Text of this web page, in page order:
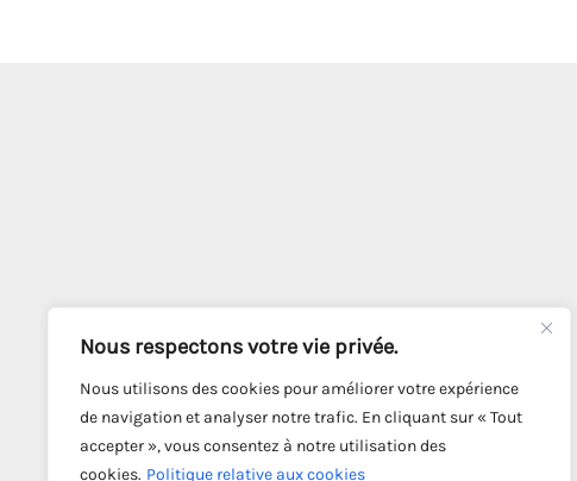
Nous respectons votre vie privée.
Nous utilisons des cookies pour améliorer votre expérience
de navigation et analyser notre trafic. En cliquant sur « Tout
accepter », vous consentez à notre utilisation des
cookies. Politique relative aux cookies